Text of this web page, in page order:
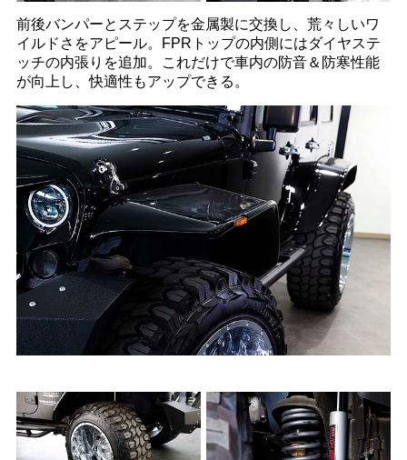
前後バンパーとステップを金属製に交換し、荒々しいワ
イルドさをアピール。FPRトップの内側にはダイヤステ
ッチの内張りを追加。これだけで車内の防音＆防寒性能
が向上し、快適性もアップできる。